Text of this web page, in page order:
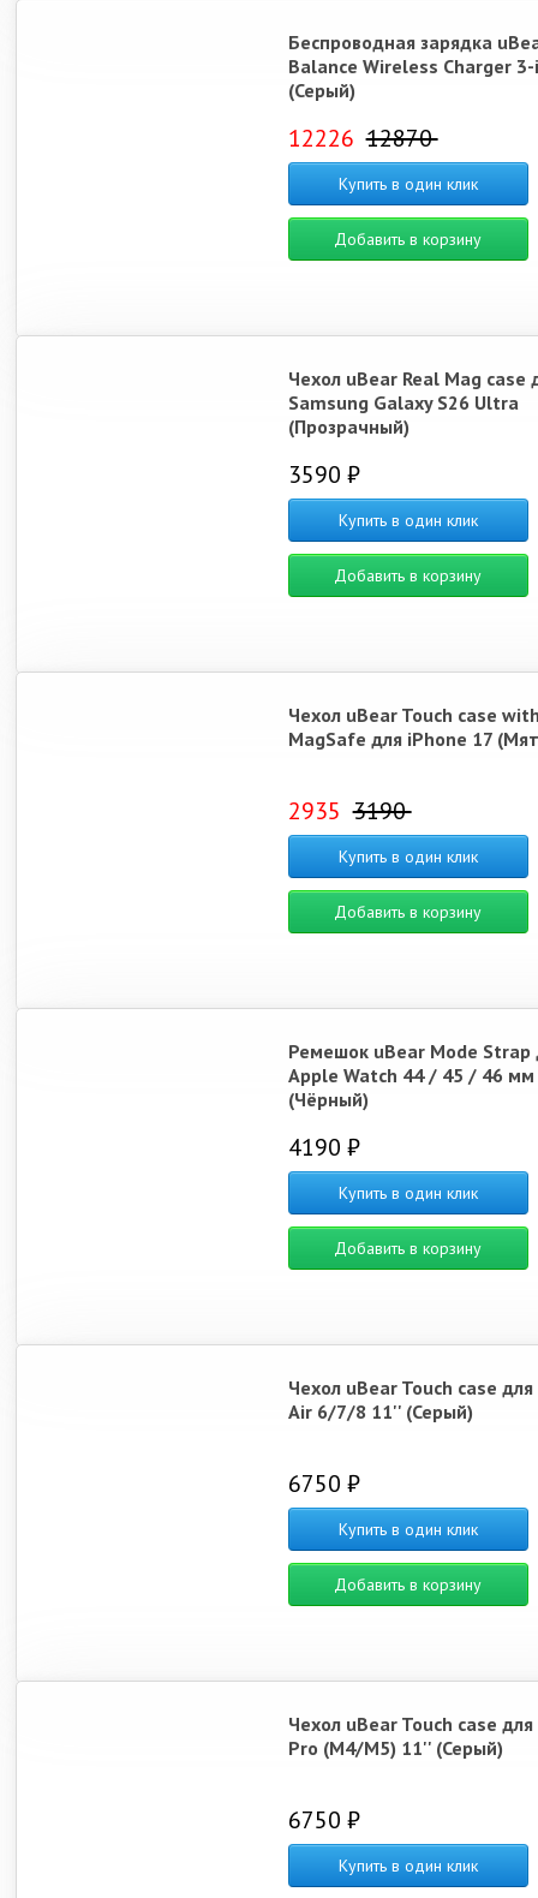
Беспроводная зарядка
Balance Wireless Charger
(Серый)
12226 12870
Купить в один клик
Добавить в корзину
Чехол uBear Real Mag case
Samsung Galaxy S26 Ultra
(Прозрачный)
3590 ₽
Купить в один клик
Добавить в корзину
Чехол uBear Touch case
MagSafe для iPhone 17
2935 3190
Купить в один клик
Добавить в корзину
Ремешок uBear Mode Strap
Apple Watch 44 / 45 / 46 мм
(Чёрный)
4190 ₽
Купить в один клик
Добавить в корзину
Чехол uBear Touch case
Air 6/7/8 11'' (Серый)
6750 ₽
Купить в один клик
Добавить в корзину
Чехол uBear Touch case
Pro (M4/M5) 11'' (Серый)
6750 ₽
Купить в один клик